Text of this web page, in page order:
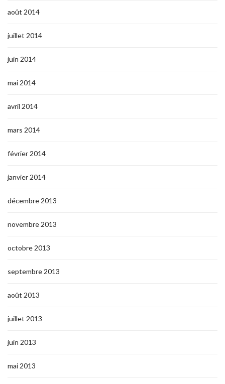
août 2014
juillet 2014
juin 2014
mai 2014
avril 2014
mars 2014
février 2014
janvier 2014
décembre 2013
novembre 2013
octobre 2013
septembre 2013
août 2013
juillet 2013
juin 2013
mai 2013